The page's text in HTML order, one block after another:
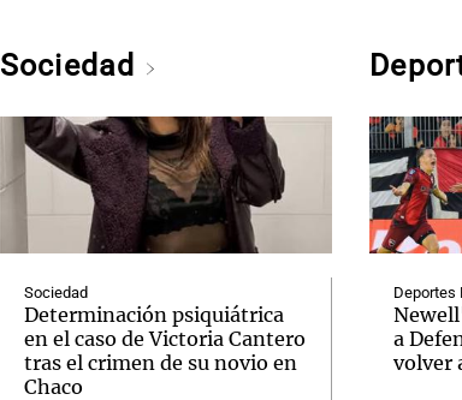
Sociedad
Sociedad
Determinación psiquiátrica
en el caso de Victoria Cantero
tras el crimen de su novio en
Chaco
Deportes
a
volver